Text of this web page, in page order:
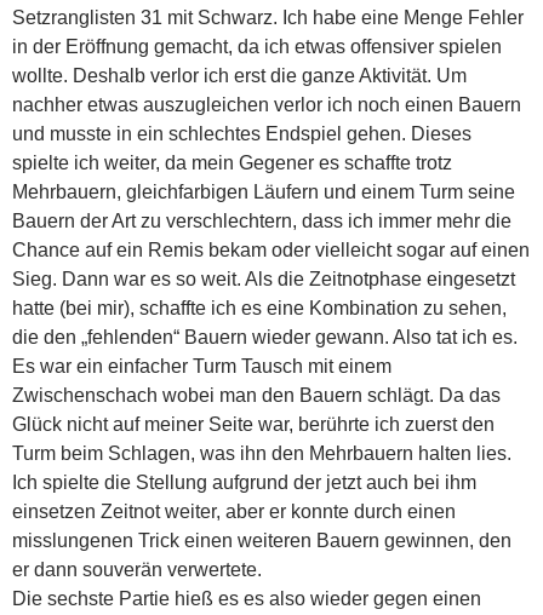
Setzranglisten 31 mit Schwarz. Ich habe eine Menge Fehler
in der Eröffnung gemacht, da ich etwas offensiver spielen
wollte. Deshalb verlor ich erst die ganze Aktivität. Um
nachher etwas auszugleichen verlor ich noch einen Bauern
und musste in ein schlechtes Endspiel gehen. Dieses
spielte ich weiter, da mein Gegener es schaffte trotz
Mehrbauern, gleichfarbigen Läufern und einem Turm seine
Bauern der Art zu verschlechtern, dass ich immer mehr die
Chance auf ein Remis bekam oder vielleicht sogar auf einen
Sieg. Dann war es so weit. Als die Zeitnotphase eingesetzt
hatte (bei mir), schaffte ich es eine Kombination zu sehen,
die den „fehlenden“ Bauern wieder gewann. Also tat ich es.
Es war ein einfacher Turm Tausch mit einem
Zwischenschach wobei man den Bauern schlägt. Da das
Glück nicht auf meiner Seite war, berührte ich zuerst den
Turm beim Schlagen, was ihn den Mehrbauern halten lies.
Ich spielte die Stellung aufgrund der jetzt auch bei ihm
einsetzen Zeitnot weiter, aber er konnte durch einen
misslungenen Trick einen weiteren Bauern gewinnen, den
er dann souverän verwertete.
Die sechste Partie hieß es es also wieder gegen einen